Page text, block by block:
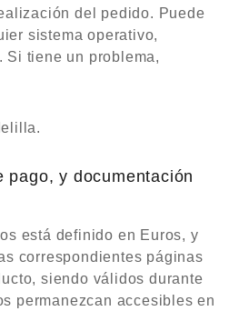
del pedido. Puede
sistema operativo,
Si tiene un problema,
pago, y documentación
está definido en Euros, y
correspondientes páginas
siendo válidos durante
permanezcan accesibles en